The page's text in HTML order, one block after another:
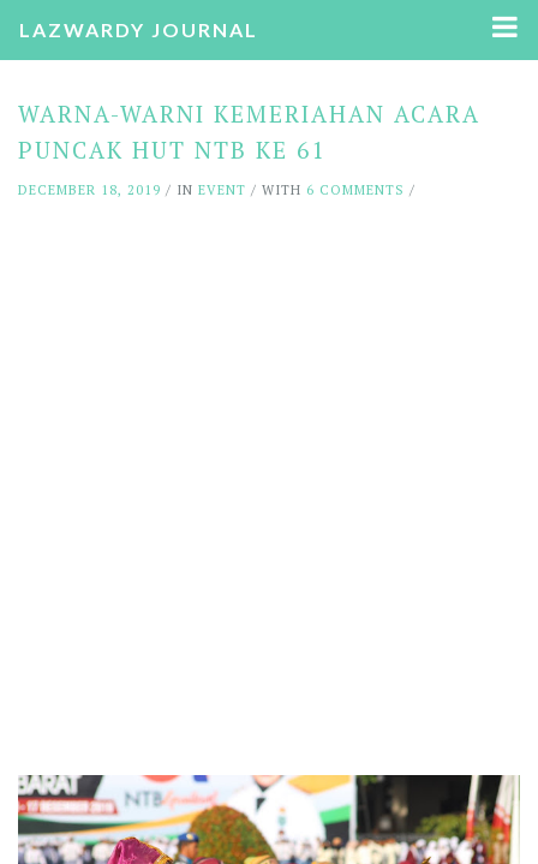
LAZWARDY JOURNAL
WARNA-WARNI KEMERIAHAN ACARA
PUNCAK HUT NTB KE 61
DECEMBER 18, 2019 / IN EVENT / WITH 6 COMMENTS /